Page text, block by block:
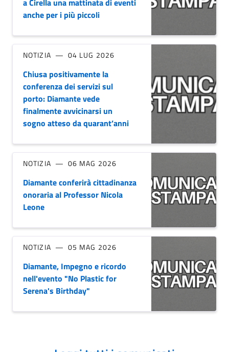
a Cirella una mattinata di eventi
anche per i più piccoli
NOTIZIA 04 LUG 2026
Chiusa positivamente la
conferenza dei servizi sul
porto: Diamante vede
finalmente avvicinarsi un
sogno atteso da quarant’anni
NOTIZIA 06 MAG 2026
Diamante conferirà cittadinanza
onoraria al Professor Nicola
Leone
NOTIZIA 05 MAG 2026
Diamante, Impegno e ricordo
nell'evento "No Plastic for
Serena's Birthday"